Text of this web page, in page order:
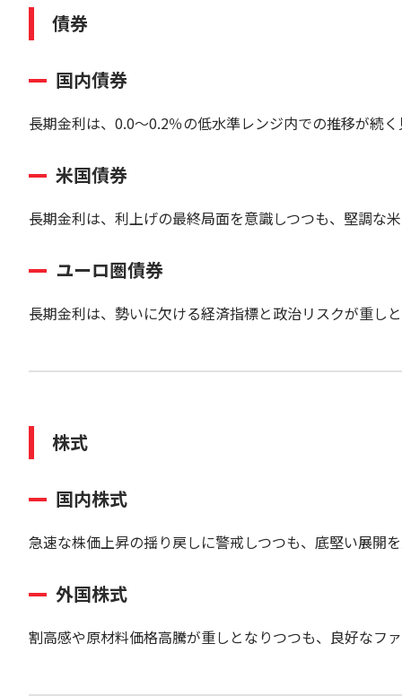
債券
国内債券
長期金利は、0.0～0.2％の低水準レンジ内での推移が続く
米国債券
長期金利は、利上げの最終局面を意識しつつも、堅調な
ユーロ圏債券
長期金利は、勢いに欠ける経済指標と政治リスクが重し
株式
国内株式
急速な株価上昇の揺り戻しに警戒しつつも、底堅い展開を
外国株式
割高感や原材料価格高騰が重しとなりつつも、良好なフ